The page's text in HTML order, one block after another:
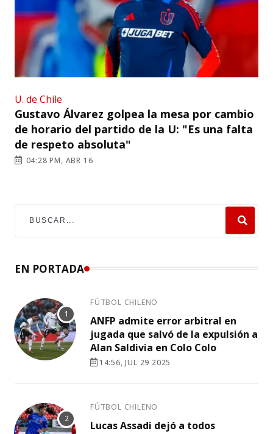
U. de Chile
Gustavo Álvarez golpea la mesa por cambio
de horario del partido de la U: "Es una falta
de respeto absoluta"
04:28 PM, ABR 16
EN PORTADA
FÚTBOL CHILENO
ANFP admite error arbitral en
jugada que salvó de la expulsión a
Alan Saldivia en Colo Colo
14:56, JUL 29 2025
FÚTBOL CHILENO
Lucas Assadi dejó a todos